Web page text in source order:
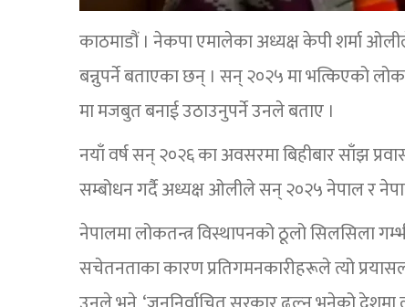
काठमाडौं । नेकपा एमालेका अध्यक्ष केपी शर्मा
बन्नुपर्ने बताएका छन् । सन् २०२५ मा भत्किएको
मा मजबुत बनाई उठाउनुपर्ने उनले बताए ।
नयाँ वर्ष सन् २०२६ का अवसरमा बिहीबार साँझ
सम्बोधन गर्दै अध्यक्ष ओलीले सन् २०२५ नेपाल र
नेपालमा लोकतन्त्र विस्थापनको ठूलो सिलसिला
सचेतनताका कारण प्रतिगमनकारीहरूले त्यो